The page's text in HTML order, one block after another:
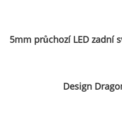
5mm průchozí LED zadní
Design